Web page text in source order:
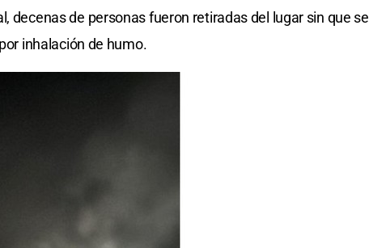
decenas de personas fueron retiradas del lugar sin que se
inhalación de humo.